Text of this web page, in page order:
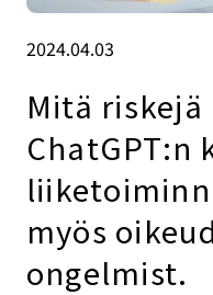
2024.04.03
Mitä
ChatGPT:n
myös
ongelmist.